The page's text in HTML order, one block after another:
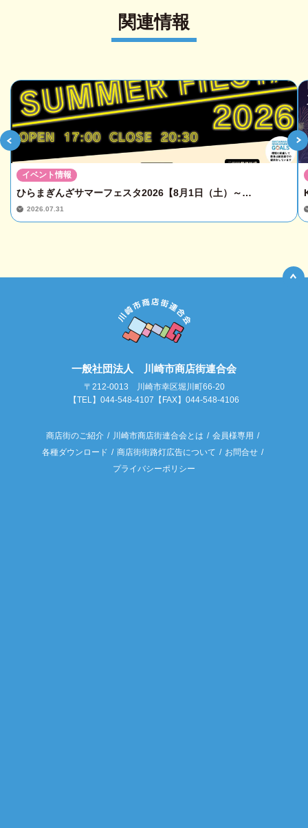
関連情報
ひらまぎんざサマーフェスタ2026【8月1日（土）～…
2026.07.31
イベント情報
一般社団法人 川崎市商店街連合会
〒212-0013 川崎市幸区堀川町66-20
【TEL】044-548-4107【FAX】044-548-4106
商店街のご紹介 川崎市商店街連合会とは
会員様専用
各種ダウンロード
商店街街路灯広告について
お問合せ
プライバシーポリシー